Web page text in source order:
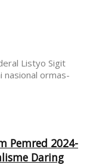
Listyo Sigit
nasional ormas-
Pemred 2024-
Daring